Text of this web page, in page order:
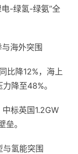
-绿氢-绿氨”全
海外突围
比降12%，海上
降至48%。
标英国1.2GW
。
氢能突围